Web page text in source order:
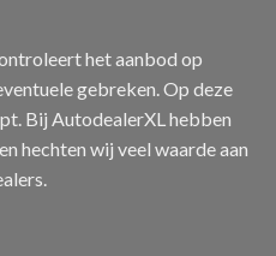
het aanbod op
gebreken. Op deze
Bij AutodealerXL hebben
hechten wij veel waarde aan